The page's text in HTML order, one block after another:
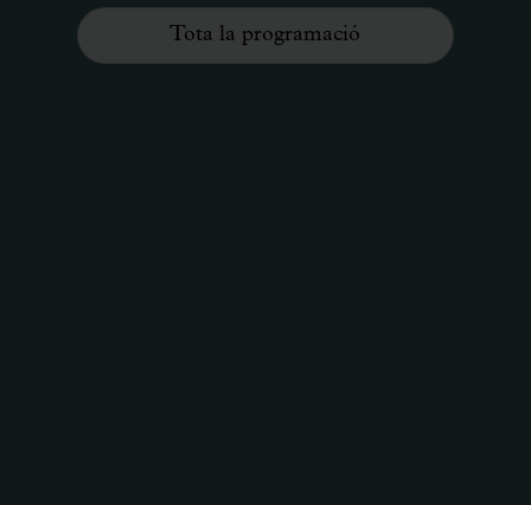
Tota la programació